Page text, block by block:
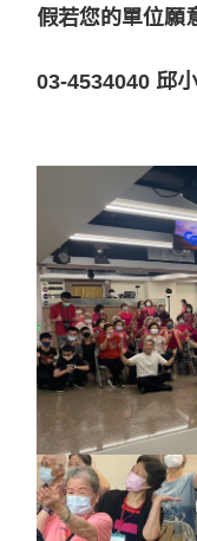
假若您的單位願
03-4534040 邱